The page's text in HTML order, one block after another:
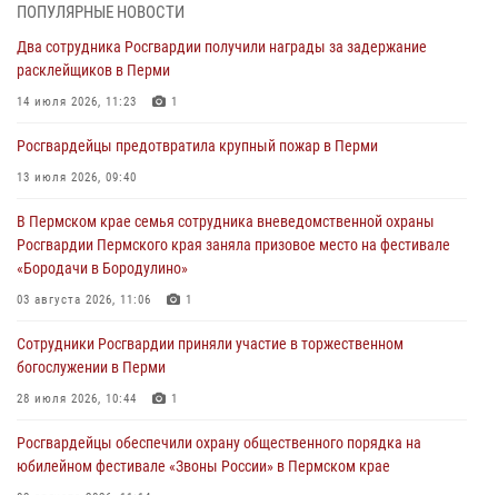
прошло патриотическое мероприятие
03 августа 2026, 11:09
Росгвардии Пермского края заняла призовое место на фестивале
«Бородачи в Бородулино»
В Пермском крае росгвардейцы провели «Урок мужества» для
юных спортсменов
03 августа 2026, 10:59 1
Росгвардеец спас тонущую женщину в Пермском крае
30 июля 2026, 05:19
ПОПУЛЯРНЫЕ НОВОСТИ
Два сотрудника Росгвардии получили награды за задержание
расклейщиков в Перми
14 июля 2026, 11:23 1
Росгвардейцы предотвратила крупный пожар в Перми
13 июля 2026, 09:40
В Пермском крае семья сотрудника вневедомственной охраны
Росгвардии Пермского края заняла призовое место на фестивале
«Бородачи в Бородулино»
03 августа 2026, 11:06 1
Сотрудники Росгвардии приняли участие в торжественном
богослужении в Перми
28 июля 2026, 10:44 1
Росгвардейцы обеспечили охрану общественного порядка на
юбилейном фестивале «Звоны России» в Пермском крае